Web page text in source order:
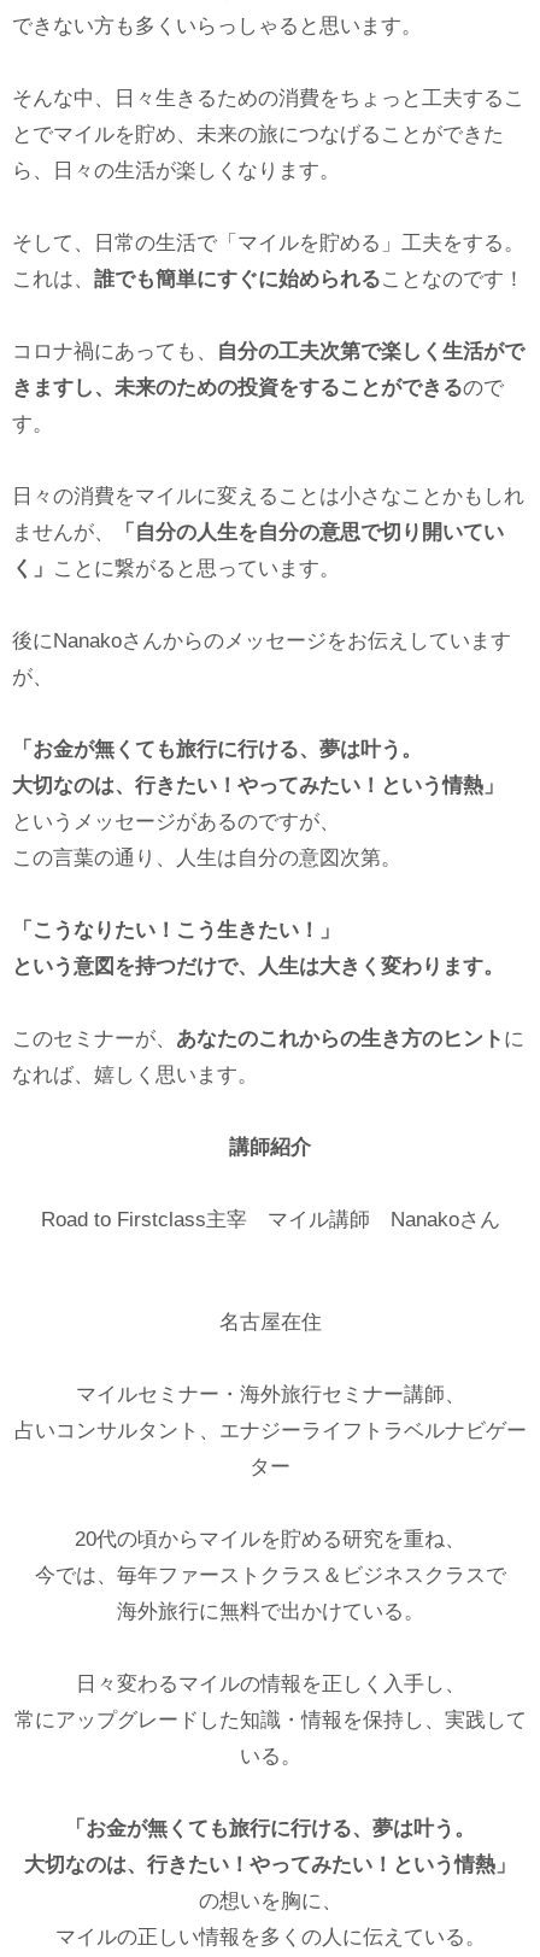
できない方も多くいらっしゃると思います。
そんな中、日々生きるための消費をちょっと工夫するこ
とでマイルを貯め、未来の旅につなげることができた
ら、日々の生活が楽しくなります。
そして、日常の生活で「マイルを貯める」工夫をする。
これは、 誰でも簡単にすぐに始められることなのです！
コロナ禍にあっても、
自分の工夫次第で楽しく生活がで
きますし、未来のための投資をすることができるので
す。
日々の消費をマイルに変えることは小さなことかもしれ
ませんが、
「自分の人生を自分の意思で切り開いてい
く」 ことに繋がると思っています。
後にNanakoさんからのメッセージをお伝えしています
が、
「お金が無くても旅行に行ける、夢は叶う。
大切なのは、行きたい！やってみたい！という情熱」
というメッセージがあるのですが、
この言葉の通り、人生は自分の意図次第。
「こうなりたい！こう生きたい！」
という意図を持つだけで、人生は大きく変わります。
このセミナーが、 あなたのこれからの生き方のヒント に
なれば、嬉しく思います。
講師紹介
Road to Firstclass主宰 マイル講師 Nanakoさん
名古屋在住
マイルセミナー・海外旅行セミナー講師、
占いコンサルタント、エナジーライフトラベルナビゲー
ター
20代の頃からマイルを貯める研究を重ね、
今では、毎年ファーストクラス＆ビジネスクラスで
海外旅行に無料で出かけている。
日々変わるマイルの情報を正しく入手し、
常にアップグレードした知識・情報を保持し、実践して
いる。
「お金が無くても旅行に行ける、夢は叶う。
大切なのは、行きたい！やってみたい！という情熱」
の想いを胸に、
マイルの正しい情報を多くの人に伝えている。